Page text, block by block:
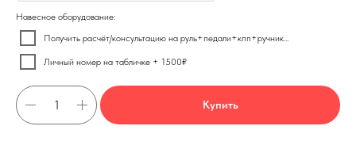
Навесное оборудование:
Получить расчёт/консультацию на руль+педали+кпп+ручник...
Личный номер на табличке + 1500₽
Купить